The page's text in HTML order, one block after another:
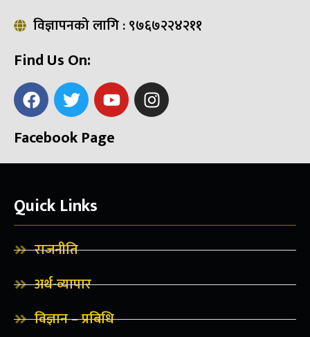
विज्ञापनको लागि : ९७६७२२४२११
Find Us On:
Facebook Page
Quick Links
राजनीति
अर्थ-व्यापार
विज्ञान – प्रबिधि